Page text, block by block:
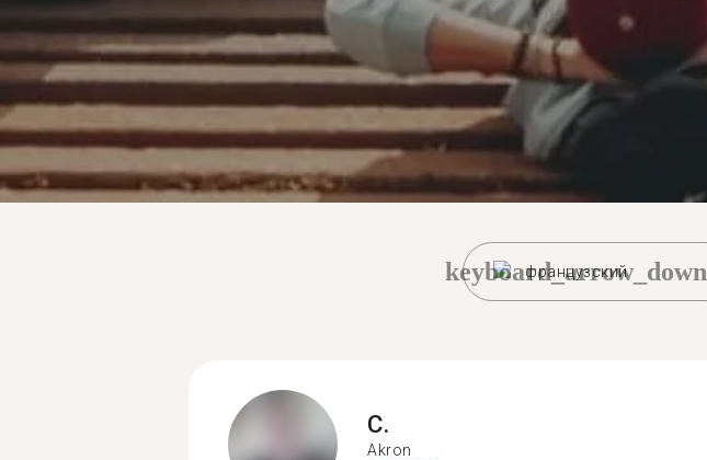
французский
keyboard_arrow_down
C.
Akron